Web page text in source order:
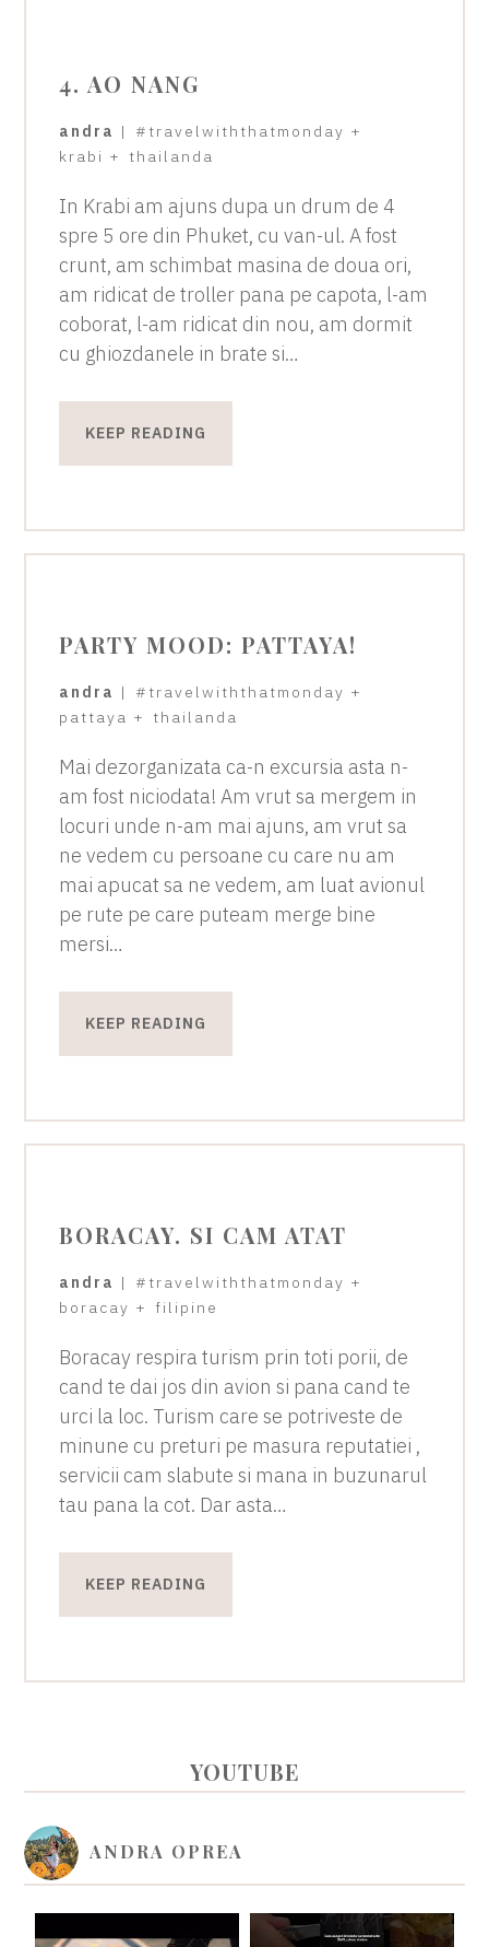
4. AO NANG
andra | #travelwiththatmonday +
krabi + thailanda
In Krabi am ajuns dupa un drum de 4
spre 5 ore din Phuket, cu van-ul. A fost
crunt, am schimbat masina de doua ori,
am ridicat de troller pana pe capota, l-am
coborat, l-am ridicat din nou, am dormit
cu ghiozdanele in brate si…
KEEP READING
PARTY MOOD: PATTAYA!
andra | #travelwiththatmonday +
pattaya + thailanda
Mai dezorganizata ca-n excursia asta n-
am fost niciodata! Am vrut sa mergem in
locuri unde n-am mai ajuns, am vrut sa
ne vedem cu persoane cu care nu am
mai apucat sa ne vedem, am luat avionul
pe rute pe care puteam merge bine
mersi…
KEEP READING
BORACAY. SI CAM ATAT
andra | #travelwiththatmonday +
boracay + filipine
Boracay respira turism prin toti porii, de
cand te dai jos din avion si pana cand te
urci la loc. Turism care se potriveste de
minune cu preturi pe masura reputatiei ,
servicii cam slabute si mana in buzunarul
tau pana la cot. Dar asta…
KEEP READING
PRIMARY
SIDEBAR
YOUTUBE
ANDRA OPREA